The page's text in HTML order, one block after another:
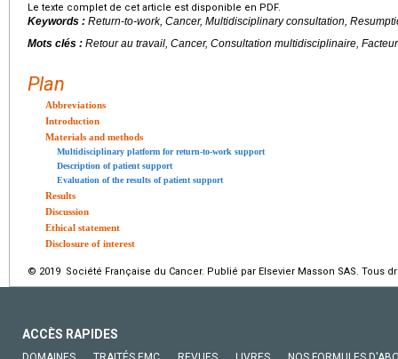
Le texte complet de cet article est disponible en PDF.
Keywords : Return-to-work, Cancer, Multidisciplinary consultation,
Mots clés : Retour au travail, Cancer, Consultation multidisciplinaire,
Plan
Abbreviations
Introduction
Materials and methods
Multidisciplinary platform for return-to-work support
Description of patient support
Evaluation of the results of patient support
Results
Discussion
Ethical statement
Disclosure of interest
© 2019 Société Française du Cancer. Publié par Elsevier Masson SAS. Tous
ACCÈS RAPIDES